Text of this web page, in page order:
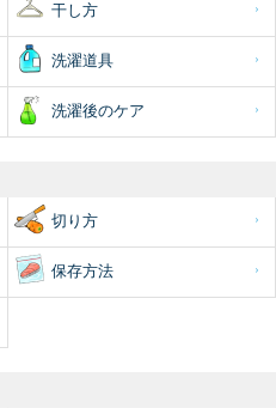
干し方
洗濯道具
洗濯後のケア
切り方
保存方法